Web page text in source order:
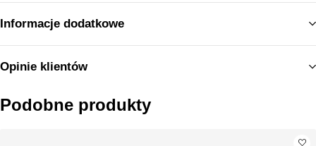
Informacje dodatkowe
Opinie klientów
Podobne produkty